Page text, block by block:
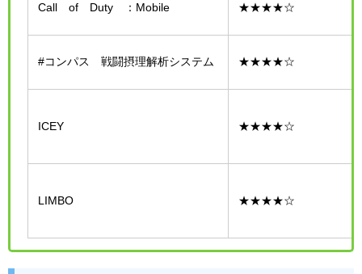
Call of Duty®：Mobile ★★★★☆
#コンパス 戦闘摂理解析システム ★★★★☆
ICEY ★★★★☆
LIMBO ★★★★☆